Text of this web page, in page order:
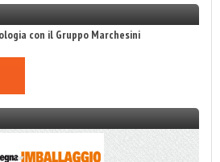
con il Gruppo Marchesini